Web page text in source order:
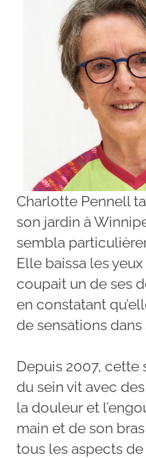
Charlotte Pennell
son jardin à
sembla
Elle baissa les
coupait un de ses
en constatant
de sensations dans
Depuis 2007, cette
du sein vit avec
la douleur et
main et de son
tous les aspects